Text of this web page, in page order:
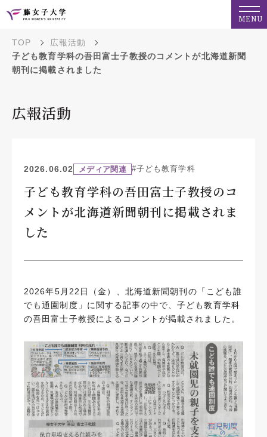
MENU
TOP
広報活動
子ども教育学科の吾田富士子教授のコメントが北海道新聞
朝刊に掲載されました
広報活動
2026.06.02 メディア関連 #子ども教育学科
子ども教育学科の吾田富士子教授のコ
メントが北海道新聞朝刊に掲載されま
した
2026年5月22日（金）、北海道新聞朝刊の「こども誰
でも通園制度」に関する記事の中で、子ども教育学科
の吾田富士子教授によるコメントが掲載されました。